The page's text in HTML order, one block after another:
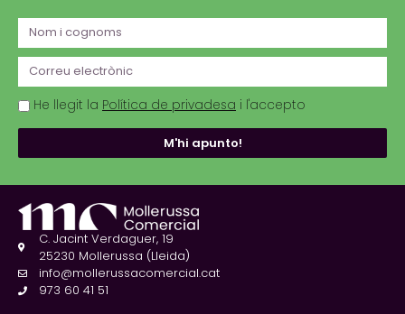
He llegit la Política de privadesa i l'accepto
M'hi apunto!
C. Jacint Verdaguer, 19
25230 Mollerussa (Lleida)
info@mollerussacomercial.cat
973 60 41 51